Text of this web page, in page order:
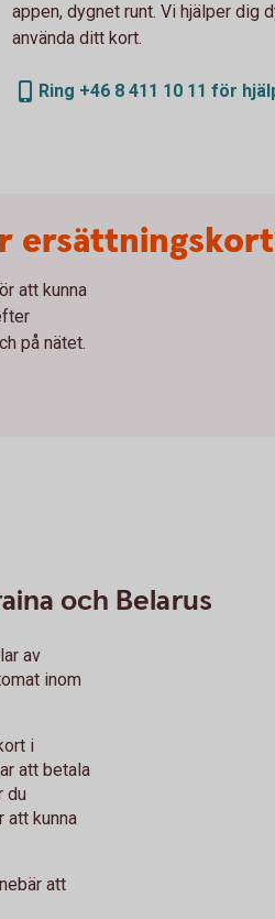
appen, dygnet runt. Vi hjälper dig
använda ditt kort.
Ring +46 8 411 10 11 för
att kunna
på nätet.
och Belarus
av
inom
i
att betala
du
att kunna
att